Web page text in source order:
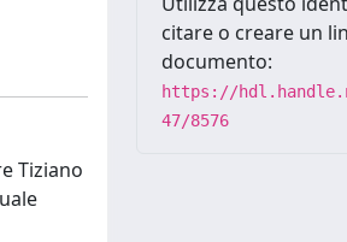
Tiziano
citare o creare un
documento:
https://
47/8576